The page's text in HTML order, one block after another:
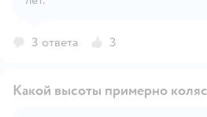
3 ответа 3
Какой высоты примерно